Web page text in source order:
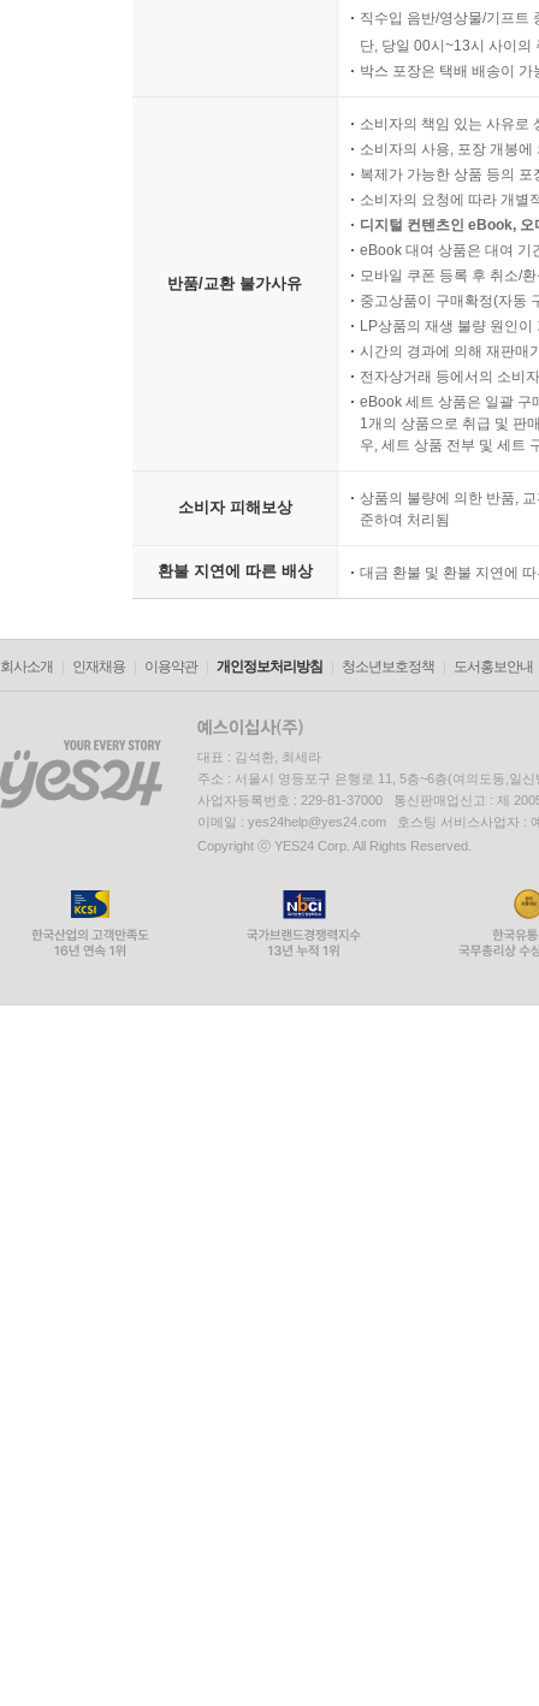
직수입 음반/영상물/기프트
단, 당일 00시~13시 사이의
박스 포장은 택배 배송이
반품/교환 불가사유
소비자의 책임 있는 사유로
소비자의 사용, 포장 개봉
복제가 가능한 상품 등의
소비자의 요청에 따라 개별
디지털 컨텐츠인 eBook,
eBook 대여 상품은 대여 기
모바일 쿠폰 등록 후 취소/
중고상품이 구매확정(자동
LP상품의 재생 불량 원인
시간의 경과에 의해 재판매
전자상거래 등에서의 소비
eBook 세트 상품은 일괄 구
1개의 상품으로 취급 및 판
우, 세트 상품 전부 및 세트
소비자 피해보상
상품의 불량에 의한 반품,
준하여 처리됨
환불 지연에 따른 배상 대금 환불 및 환불 지연에
회사소개 인재채용 이용약관 개인정보처리방침 청소년보호정책 도서홍보안내
대표 : 김석환, 최세라
주소 : 서울시 영등포구 은행로 11, 5층~6층(여의도동,일신
사업자등록번호 : 229-81-37000 통신판매업신고 : 제
이메일 : yes24help@yes24.com 호스팅 서비스사업자 :
Copyright ⓒ YES24 Corp. All Rights Reserved.